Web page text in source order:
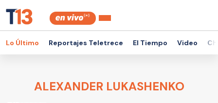
Lo Último Reportajes Teletrece El Tiempo Video
ALEXANDER LUKASHENKO